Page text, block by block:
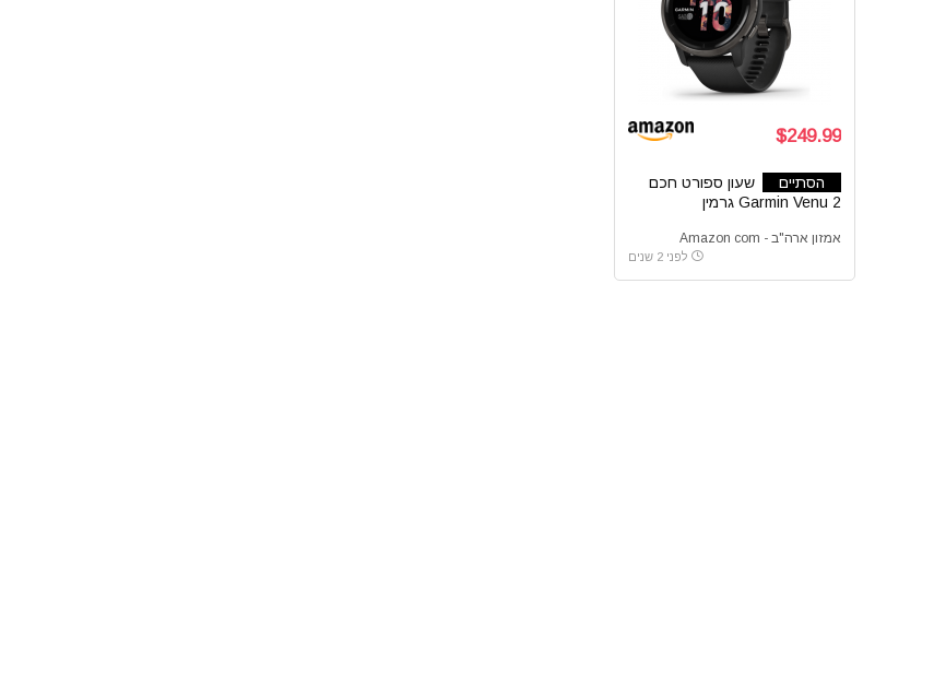
$249.99
הסתיים
שעון ספורט חכם
Garmin Venu 2 גרמין
אמזון ארה"ב - Amazon com
לפני 2 שנים